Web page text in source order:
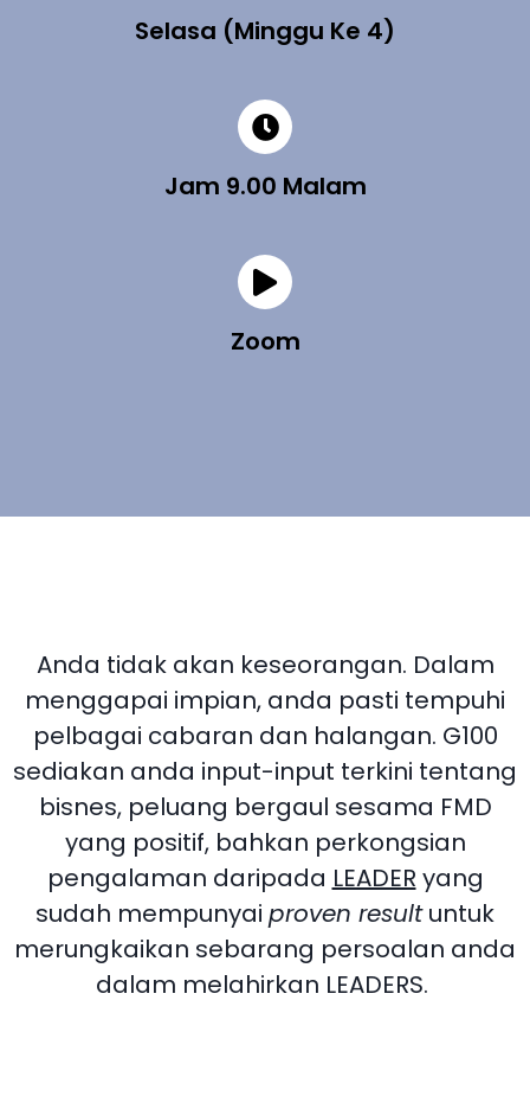
Selasa (Minggu Ke 4)
Jam 9.00 Malam
Zoom
Anda tidak akan keseorangan. Dalam
menggapai impian, anda pasti tempuhi
pelbagai cabaran dan halangan. G100
sediakan anda input-input terkini tentang
bisnes, peluang bergaul sesama FMD
yang positif, bahkan perkongsian
pengalaman daripada LEADER yang
sudah mempunyai proven resultuntuk
merungkaikan sebarang persoalan anda
dalam melahirkan LEADERS.